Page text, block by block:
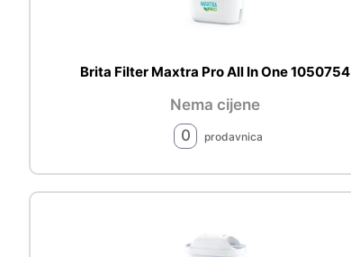
Brita Filter Maxtra Pro All In One 1050754
Nema cijene
0
prodavnica